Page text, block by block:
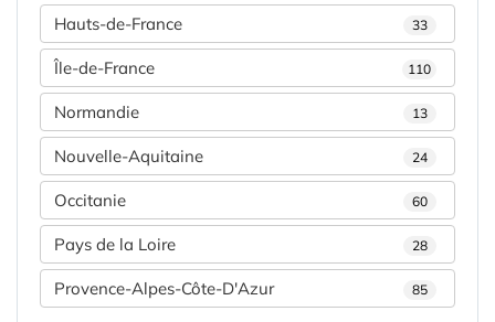
Hauts-de-France 33
Île-de-France 110
Normandie 13
Nouvelle-Aquitaine 24
Occitanie 60
Pays de la Loire 28
Provence-Alpes-Côte-D'Azur 85